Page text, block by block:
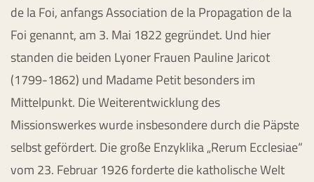
de la Foi, anfangs Association de la Propagation de la
Foi genannt, am 3. Mai 1822 gegründet. Und hier
standen die beiden Lyoner Frauen Pauline Jaricot
(1799-1862) und Madame Petit besonders im
Mittelpunkt. Die Weiterentwicklung des
Missionswerkes wurde insbesondere durch die Päpste
selbst gefördert. Die große Enzyklika „Rerum Ecclesiae“
vom 23. Februar 1926 forderte die katholische Welt